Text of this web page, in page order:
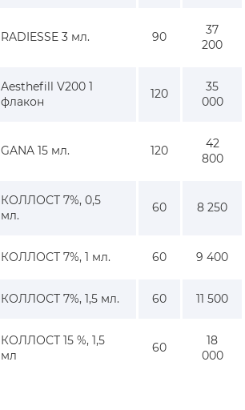
RADIESSE 3 мл. 90
37
200
Aesthefill V200 1
флакон
120
35
000
GANA 15 мл. 120
42
800
КОЛЛОСТ 7%, 0,5
мл.
60 8 250
КОЛЛОСТ 7%, 1 мл. 60 9 400
КОЛЛОСТ 7%, 1,5 мл. 60 11 500
КОЛЛОСТ 15 %, 1,5
мл
60
18
000